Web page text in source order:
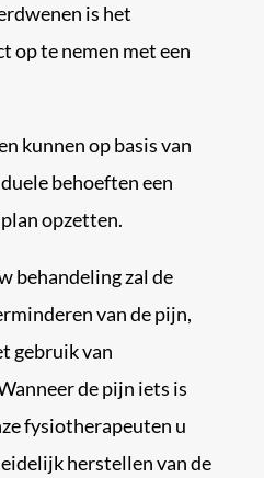
is het
op te nemen met een
kunnen op basis van
behoeften een
opzetten.
behandeling zal de
van de pijn,
gebruik van
de pijn iets is
fysiotherapeuten u
herstellen van de